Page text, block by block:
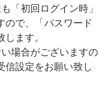
「初回ログイン時」
ので、「パスワード
ます。
場合がございますの
信設定をお願い致し